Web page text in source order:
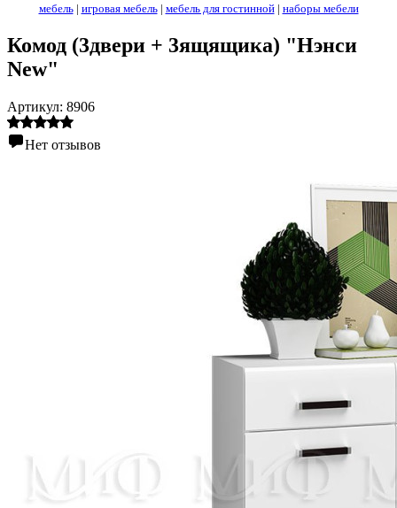
мебель| игровая мебель| мебель для гостинной| наборы мебели
Комод (3двери + 3ящящика) "Нэнси
New"
Артикул: 8906
Нет отзывов